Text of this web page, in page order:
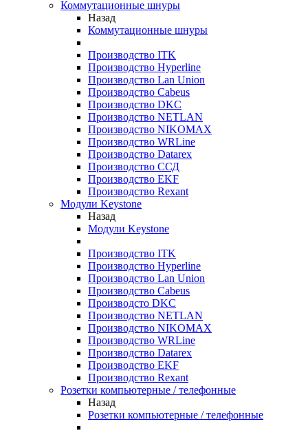
Коммутационные шнуры
Назад
Коммутационные шнуры
Производство ITK
Производство Hyperline
Производство Lan Union
Производство Cabeus
Производство DKC
Производство NETLAN
Производство NIKOMAX
Производство WRLine
Производство Datarex
Производство ССД
Производство EKF
Производство Rexant
Модули Keystone
Назад
Модули Keystone
Производство ITK
Производство Hyperline
Производство Lan Union
Производство Cabeus
Производсто DKC
Производство NETLAN
Производство NIKOMAX
Производство WRLine
Производство Datarex
Производство EKF
Производство Rexant
Розетки компьютерные / телефонные
Назад
Розетки компьютерные / телефонные